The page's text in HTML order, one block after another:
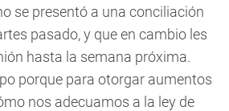
se presentó a una conciliación
pasado, y que en cambio les
hasta la semana próxima.
porque para otorgar aumentos
nos adecuamos a la ley de